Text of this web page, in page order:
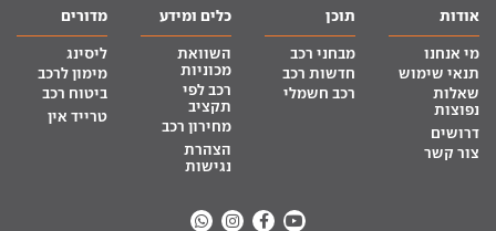
אודות
מי אנחנו
תנאי שימוש
שאלות
נפוצות
דרושים
צור קשר
תוכן
מבחני רכב
חדשות רכב
רכב חשמלי
כלים ומידע
השוואת
מכוניות
רכב לפי
תקציב
מחירון רכב
הצהרת
נגישות
מדורים
ליסינג
מימון לרכב
ביטוח רכב
טרייד אין